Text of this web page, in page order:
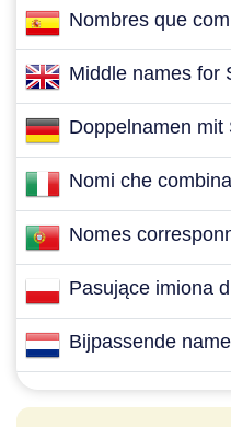
Nombres que
Middle names for
Doppelnamen mit
Nomi che
Nomes
Pasujące imiona
Bijpassende